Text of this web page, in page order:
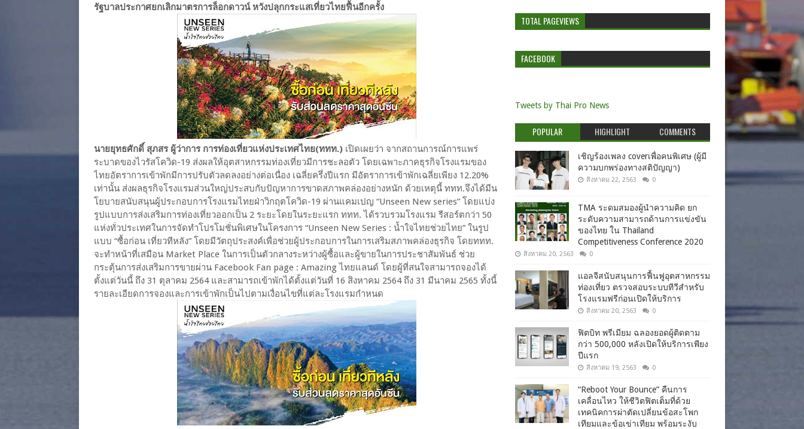
รัฐบาลประกาศยกเลิกมาตรการล็อกดาวน์ หวังปลุกกระแสเที่ยวไทยฟื้นอีกครั้ง
นายยุทธศักดิ์ สุภสร ผู้ว่าการ การท่องเที่ยวแห่งประเทศไทย(ททท.) เปิดเผยว่า จากสถานการณ์การแพร่
ระบาดของไวรัสโควิด-19 ส่งผลให้อุตสาหกรรมท่องเที่ยวมีการชะลอตัว โดยเฉพาะภาคธุรกิจโรงแรมของ
ไทยอัตราการเข้าพักมีการปรับตัวลดลงอย่างต่อเนื่อง เฉลี่ยครึ่งปีแรก มีอัตราการเข้าพักเฉลี่ยเพียง 12.20%
เท่านั้น ส่งผลธุรกิจโรงแรมส่วนใหญ่ประสบกับปัญหาการขาดสภาพคล่องอย่างหนัก ด้วยเหตุนี้ ททท.จึงได้มีน
โยบายสนับสนุนผู้ประกอบการโรงแรมไทยฝ่าวิกฤตโควิด-19 ผ่านแคมเปญ “Unseen New series” โดยแบ่ง
รูปแบบการส่งเสริมการท่องเที่ยวออกเป็น 2 ระยะโดยในระยะแรก ททท. ได้รวบรวมโรงแรม รีสอร์ตกว่า 50
แห่งทั่วประเทศในการจัดทำโปรโมชั่นพิเศษในโครงการ “Unseen New Series : น้ำใจไทยช่วยไทย” ในรูป
แบบ “ซื้อก่อน เที่ยวทีหลัง” โดยมีวัตถุประสงค์เพื่อช่วยผู้ประกอบการในการเสริมสภาพคล่องธุรกิจ โดยททท.
จะทำหน้าที่เสมือน Market Place ในการเป็นตัวกลางระหว่างผู้ซื้อและผู้ขายในการประชาสัมพันธ์ ช่วย
กระตุ้นการส่งเสริมการขายผ่าน Facebook Fan page : Amazing ไทยแลนด์ โดยผู้ที่สนใจสามารถจองได้
ตั้งแต่วันนี้ ถึง 31 ตุลาคม 2564 และสามารถเข้าพักได้ตั้งแต่วันที่ 16 สิงหาคม 2564 ถึง 31 มีนาคม 2565 ทั้งนี้
รายละเอียดการจองและการเข้าพักเป็นไปตามเงื่อนไขที่แต่ละโรงแรมกำหนด
TOTAL PAGEVIEWS
FACEBOOK
Tweets by Thai Pro News
POPULAR HIGHLIGHT COMMENTS
เชิญร้องเพลง coverเพื่อคนพิเศษ (ผู้มี
ความบกพร่องทางสติปัญญา)
สิงหาคม 22, 2563 0
TMA ระดมสมองผู้นำความคิด ยก
ระดับความสามารถด้านการแข่งขัน
ของไทย ใน Thailand
Competitiveness Conference 2020
สิงหาคม 20, 2563 0
แอลจีสนับสนุนการฟื้นฟูอุตสาหกรรม
ท่องเที่ยว ตรวจสอบระบบทีวีสำหรับ
โรงแรมฟรีก่อนเปิดให้บริการ
สิงหาคม 20, 2563 0
ฟิตบิท พรีเมียม ฉลองยอดผู้ติดตาม
กว่า 500,000 หลังเปิดให้บริการเพียง
ปีแรก
สิงหาคม 19, 2563 0
“Reboot Your Bounce” คืนการ
เคลื่อนไหว ให้ชีวิตฟิตเต็มที่ด้วย
เทคนิคการผ่าตัดเปลี่ยนข้อสะโพก
เทียมและข้อเข่าเทียม พร้อมระงับ